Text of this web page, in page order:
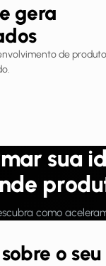
gera
de
sua
como
o